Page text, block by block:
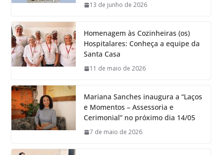
13 de junho de 2026
Homenagem às Cozinheiras (os)
Hospitalares: Conheça a equipe da
Santa Casa
11 de maio de 2026
Mariana Sanches inaugura a “Laços
e Momentos – Assessoria e
Cerimonial” no próximo dia 14/05
7 de maio de 2026